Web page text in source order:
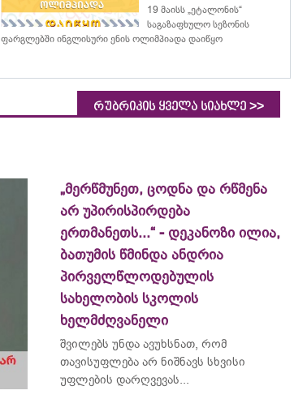
19 მაისს „ეტალონის“
საგაზაფხულო სეზონის
ფარგლებში ინგლისური ენის ოლიმპიადა დაიწყო
რუბრიკის ყველა სიახლე >>
„მერწმუნეთ, ცოდნა და რწმენა
არ უპირისპირდება
ერთმანეთს...“ - დეკანოზი ილია,
ბათუმის წმინდა ანდრია
პირველწლოდებულის
სახელობის სკოლის
ხელმძღვანელი
შვილებს უნდა ავუხსნათ, რომ
თავისუფლება არ ნიშნავს სხვისი
უფლების დარღვევას...